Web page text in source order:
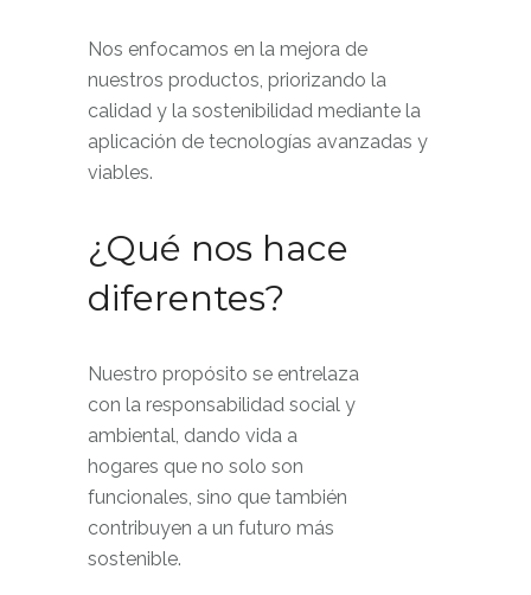
Nos enfocamos en la mejora de
nuestros productos, priorizando la
calidad y la sostenibilidad mediante la
aplicación de tecnologías avanzadas y
viables.
¿Qué nos hace
diferentes?
Nuestro propósito se entrelaza
con la responsabilidad social y
ambiental, dando vida a
hogares que no solo son
funcionales, sino que también
contribuyen a un futuro más
sostenible.